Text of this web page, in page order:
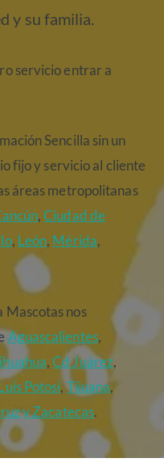
y su familia.
servicio entrar a
Sencilla sin un
fijo y servicio al cliente
áreas metropolitanas
,Ciudad de
, León, Mérida,
Mascotas nos
Aguascalientes,
,Cd Juárez,
Potosí,Tijuana,
y Zacatecas.